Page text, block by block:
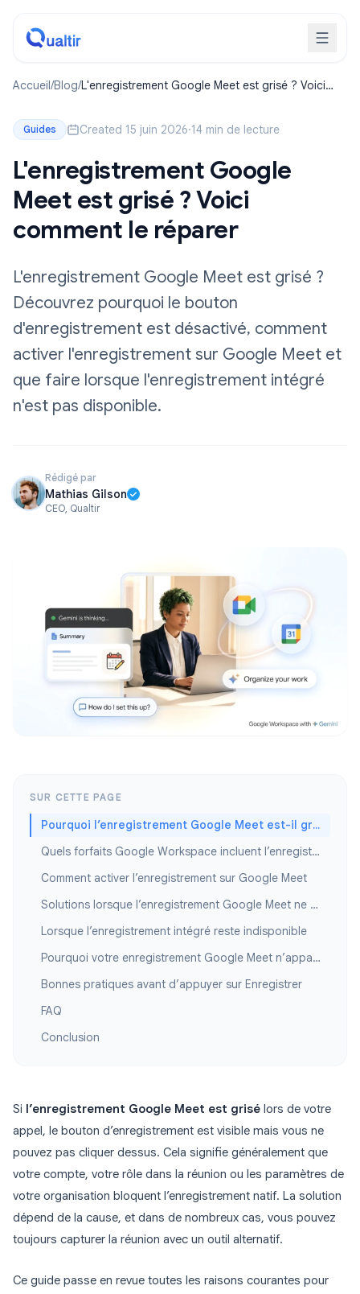
Accueil/Blog/L'enregistrement Google Meet est grisé ? Voici
Guides Created 15 juin 2026·14 min de lecture
L'enregistrement Google
Meet est grisé ? Voici
comment le réparer
L'enregistrement Google Meet est grisé ?
Découvrez pourquoi le bouton
d'enregistrement est désactivé, comment
activer l'enregistrement sur Google Meet et
que faire lorsque l'enregistrement intégré
n'est pas disponible.
Rédigé par
Mathias Gilson
CEO, Qualtir
SUR CETTE PAGE
Pourquoi l’enregistrement Google Meet est-il grisé ?
Quels forfaits Google Workspace incluent l’enregistrement ?
Comment activer l’enregistrement sur Google Meet
Solutions lorsque l’enregistrement Google Meet ne fonctionne pas
Lorsque l’enregistrement intégré reste indisponible
Pourquoi votre enregistrement Google Meet n’apparaît pas plus tard
Bonnes pratiques avant d’appuyer sur Enregistrer
FAQ
Conclusion
Si l’enregistrement Google Meet est grisé lors de votre
appel, le bouton d’enregistrement est visible mais vous ne
pouvez pas cliquer dessus. Cela signifie généralement que
votre compte, votre rôle dans la réunion ou les paramètres de
votre organisation bloquent l’enregistrement natif. La solution
dépend de la cause, et dans de nombreux cas, vous pouvez
toujours capturer la réunion avec un outil alternatif.
Ce guide passe en revue toutes les raisons courantes pour